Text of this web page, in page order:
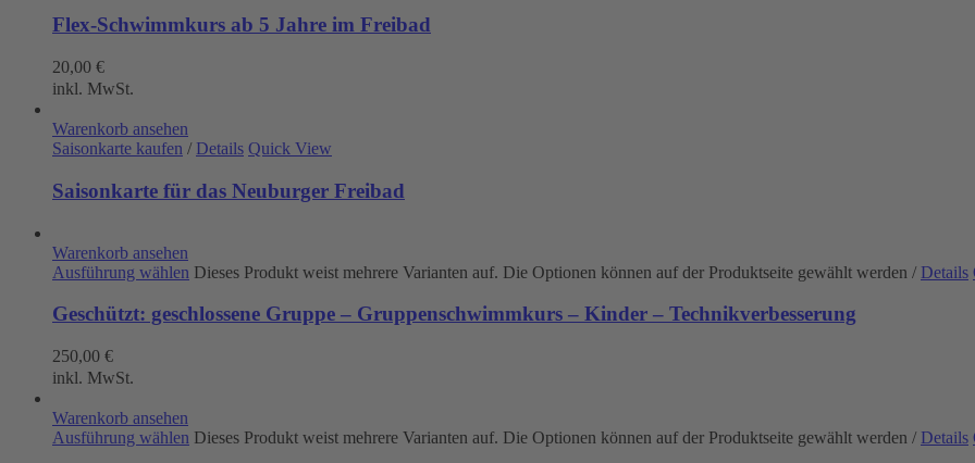
Flex-Schwimmkurs ab 5 Jahre im Freibad
20,00 €
inkl. MwSt.
Warenkorb ansehen
Saisonkarte kaufen / Details Quick View
Saisonkarte für das Neuburger Freibad
Warenkorb ansehen
Ausführung wählen Dieses Produkt weist mehrere Varianten auf. Die Optionen können auf der Produktseite gewählt werden / Details
Geschützt: geschlossene Gruppe – Gruppenschwimmkurs – Kinder – Technikverbesserung
250,00 €
inkl. MwSt.
Warenkorb ansehen
Ausführung wählen Dieses Produkt weist mehrere Varianten auf. Die Optionen können auf der Produktseite gewählt werden / Details